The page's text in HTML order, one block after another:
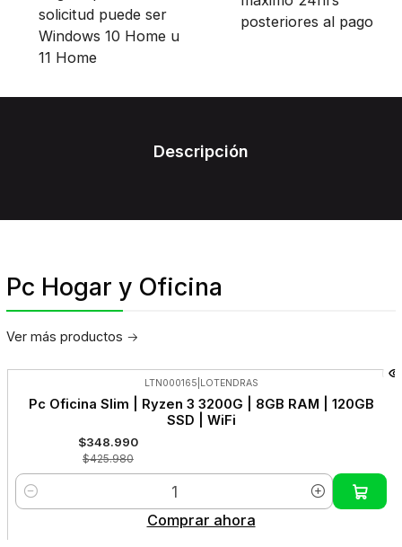
solicitud puede ser
Windows 10 Home u
11 Home
posteriores al pago
Descripción
Pc Hogar y Oficina
Ver más productos
-18%
OFF
LTN000165 LOTENDRAS
Pc Oficina Slim | Ryzen 3 3200G | 8GB RAM | 120GB
SSD | WiFi
$348.990
$425.980
Cantidad
Comprar ahora